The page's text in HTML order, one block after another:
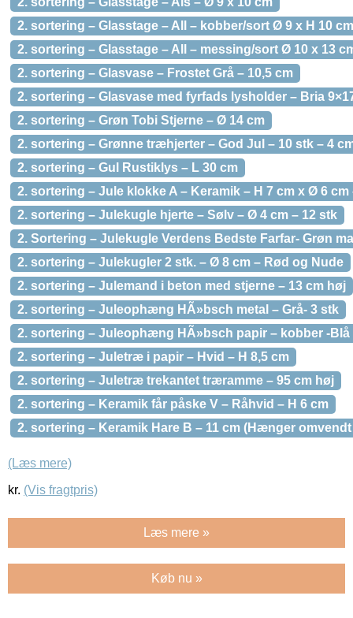
2. sortering – Glasstage – All – kobber/sort Ø 9 x H 10
2. sortering – Glasstage – All – messing/sort Ø 10 x 13
2. sortering – Glasvase – Frostet Grå – 10,5 cm
2. sortering – Glasvase med fyrfads lysholder – Bria
2. sortering – Grøn Tobi Stjerne – Ø 14 cm
2. sortering – Grønne træhjerter – God Jul – 10 stk – 4
2. sortering – Gul Rustiklys – L 30 cm
2. sortering – Jule klokke A – Keramik – H 7 cm x Ø 6 cm
2. sortering – Julekugle hjerte – Sølv – Ø 4 cm – 12 stk
2. Sortering – Julekugle Verdens Bedste Farfar- Grøn
2. sortering – Julekugler 2 stk. – Ø 8 cm – Rød og Nude
2. sortering – Julemand i beton med stjerne – 13 cm høj
2. sortering – Juleophæng HÃ»bsch metal – Grå- 3 stk
2. sortering – Juleophæng HÃ»bsch papir – kobber -Blå
2. sortering – Juletræ i papir – Hvid – H 8,5 cm
2. sortering – Juletræ trekantet træramme – 95 cm høj
2. sortering – Keramik får påske V – Råhvid – H 6 cm
2. sortering – Keramik Hare B – 11 cm (Hænger
(Læs mere)
kr. (Vis fragtpris)
Læs mere »
Køb nu »